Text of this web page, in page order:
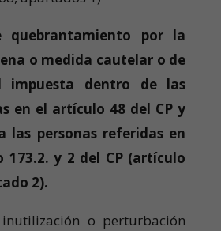
quebrantamiento por la
o medida cautelar o de
impuesta dentro de las
en el artículo 48 del CP y
las personas referidas en
173.2. y 2 del CP (artículo
2).
o perturbación